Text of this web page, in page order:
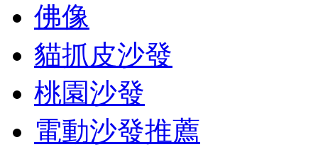
佛像
貓抓皮沙發
桃園沙發
電動沙發推薦